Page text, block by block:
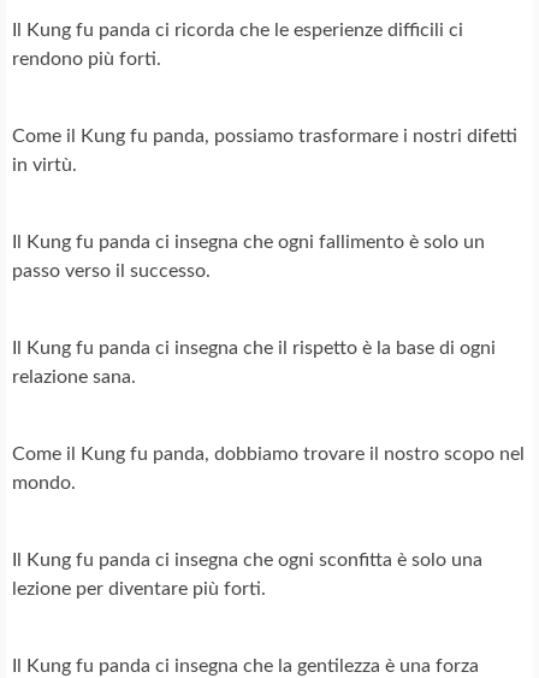
Il Kung fu panda ci ricorda che le esperienze difficili ci
rendono più forti.
Come il Kung fu panda, possiamo trasformare i nostri difetti
in virtù.
Il Kung fu panda ci insegna che ogni fallimento è solo un
passo verso il successo.
Il Kung fu panda ci insegna che il rispetto è la base di ogni
relazione sana.
Come il Kung fu panda, dobbiamo trovare il nostro scopo nel
mondo.
Il Kung fu panda ci insegna che ogni sconfitta è solo una
lezione per diventare più forti.
Il Kung fu panda ci insegna che la gentilezza è una forza